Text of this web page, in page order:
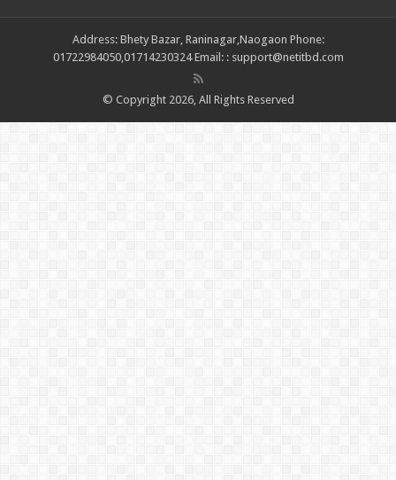
Address: Bhety Bazar, Raninagar,Naogaon Phone:
01722984050,01714230324 Email: : support@netitbd.com
© Copyright 2026, All Rights Reserved